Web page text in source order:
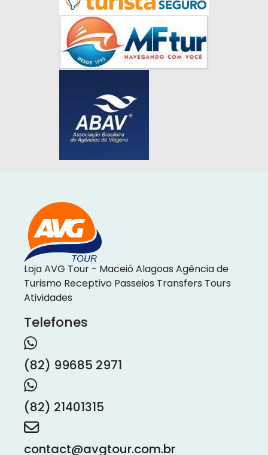
Loja AVG Tour - Maceió Alagoas Agência de
Turismo Receptivo Passeios Transfers Tours
Atividades
Telefones
(82) 99685 2971
(82) 21401315
contact@avgtour.com.br